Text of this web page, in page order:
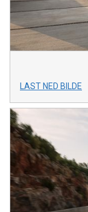
LAST NED BILDE